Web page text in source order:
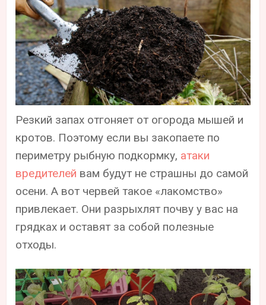
Резкий запах отгоняет от огорода мышей и
кротов. Поэтому если вы закопаете по
периметру рыбную подкормку, атаки
вредителей вам будут не страшны до самой
осени. А вот червей такое «‎лакомство»
привлекает. Они разрыхлят почву у вас на
грядках и оставят за собой полезные
отходы.